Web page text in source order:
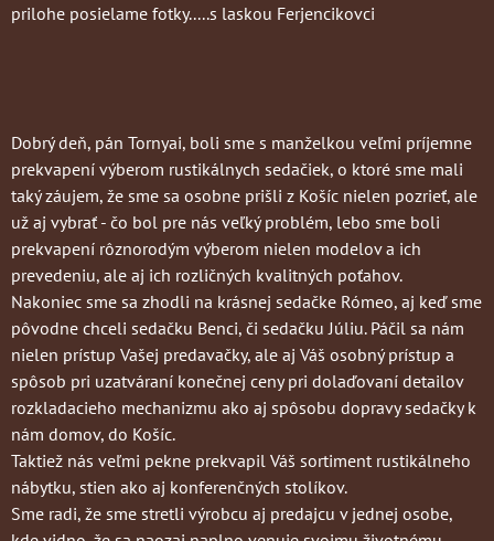
prilohe posielame fotky.....s laskou Ferjencikovci
Dobrý deň, pán Tornyai, boli sme s manželkou veľmi príjemne
prekvapení výberom rustikálnych sedačiek, o ktoré sme mali
taký záujem, že sme sa osobne prišli z Košíc nielen pozrieť, ale
už aj vybrať - čo bol pre nás veľký problém, lebo sme boli
prekvapení rôznorodým výberom nielen modelov a ich
prevedeniu, ale aj ich rozličných kvalitných poťahov.
Nakoniec sme sa zhodli na krásnej sedačke Rómeo, aj keď sme
pôvodne chceli sedačku Benci, či sedačku Júliu. Páčil sa nám
nielen prístup Vašej predavačky, ale aj Váš osobný prístup a
spôsob pri uzatváraní konečnej ceny pri dolaďovaní detailov
rozkladacieho mechanizmu ako aj spôsobu dopravy sedačky k
nám domov, do Košíc.
Taktiež nás veľmi pekne prekvapil Váš sortiment rustikálneho
nábytku, stien ako aj konferenčných stolíkov.
Sme radi, že sme stretli výrobcu aj predajcu v jednej osobe,